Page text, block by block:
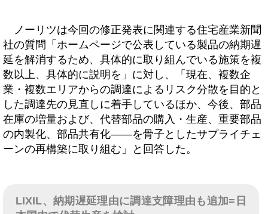
ノーリツは今回の修正発表に関連する住宅産業新聞
社の質問「ホームページで公表している製品の納期遅
延を解消するため、具体的に取り組んでいる施策を複
数以上、具体的に説明を」に対し、「現在、複数企
業・複数エリアからの調達によるリスク分散を目的と
した調達先の見直しに着手しているほか、今後、部品
在庫の増量および、代替部品の購入・生産、重要部品
の内製化、部品共有化――を骨子としたサプライチェ
ーンの再構築に取り組む」と回答した。
LIXIL、納期遅延理由に調達支障理由も追加=日